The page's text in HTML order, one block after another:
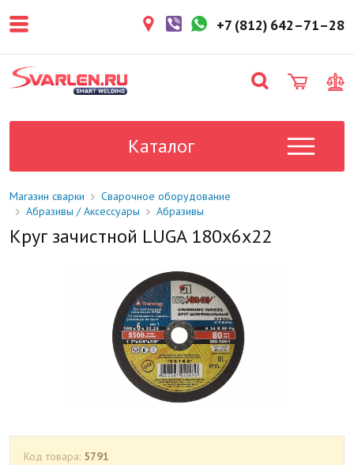
более 3 рабочих дней.
поставки в магазин: 1-2 рабочих
дня.
Данный товар отсутствует на
уточните у менеджера.
+7 (812) 642–71–28
Каталог
Магазин сварки
Сварочное оборудование
Абразивы / Аксессуары
Абразивы
Круг зачистной LUGA 180х6х22
Код товара: 5791